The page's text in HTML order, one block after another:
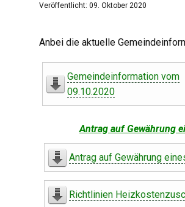
Veröffentlicht: 09. Oktober 2020
Anbei die aktuelle
Gemeindeinformation vom
09.10.2020
Antrag auf Gewährung
Antrag auf Gewährung
Richtlinien